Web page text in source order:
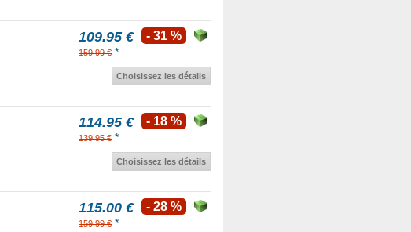
109.95 €
159.99 € *
- 31 %
Choisissez les détails
114.95 €
139.95 € *
- 18 %
Choisissez les détails
115.00 €
159.99 € *
- 28 %